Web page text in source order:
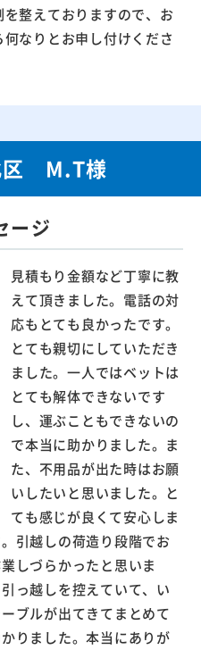
整えておりますので、お
なりとお申し付けくださ
区 M.T様
ージ
見積もり金額など丁寧に教
えて頂きました。電話の対
応もとても良かったです。
とても親切にしていただき
ました。一人ではベットは
とても解体できないです
し、運ぶこともできないの
で本当に助かりました。ま
た、不用品が出た時はお願
いしたいと思いました。と
ても感じが良くて安心しま
引越しの荷造り段階でお
しづらかったと思いま
っ越しを控えていて、い
ブルが出てきてまとめて
りました。本当にありが